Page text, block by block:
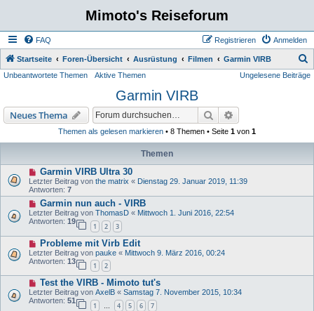
Mimoto's Reiseforum
FAQ Anmelden
Registrieren
Startseite Foren-Übersicht Ausrüstung Filmen Garmin VIRB
u
Unbeantwortete Themen Aktive Themen Ungelesene Beiträge
Garmin VIRB
Neues Thema Suche
Themen als gelesen markieren • 8 Themen • Seite 1 von 1
Themen
Garmin VIRB Ultra 30
Letzter Beitrag von the matrix « Dienstag 29. Januar 2019, 11:39
Antworten: 7
Garmin nun auch - VIRB
Letzter Beitrag von ThomasD « Mittwoch 1. Juni 2016, 22:54
Antworten: 19
1 2 3
Probleme mit Virb Edit
Letzter Beitrag von pauke « Mittwoch 9. März 2016, 00:24
Antworten: 13
1 2
Test the VIRB - Mimoto tut's
Letzter Beitrag von AxelB « Samstag 7. November 2015, 10:34
Antworten: 51
1 … 4 5 6 7